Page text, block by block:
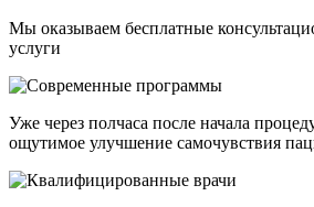
Мы оказываем бесплатные
услуги
Уже через полчаса после начала
ощутимое улучшение самочувствия